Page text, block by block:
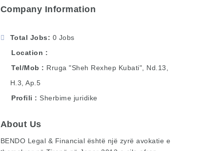
Company Information
Total Jobs
0 Jobs
Location
Tel/Mob
Rruga "Sheh Rexhep Kubati", Nd.13,
H.3, Ap.5
Profili
Sherbime juridike
About Us
BENDO Legal & Financial është një zyrë avokatie e